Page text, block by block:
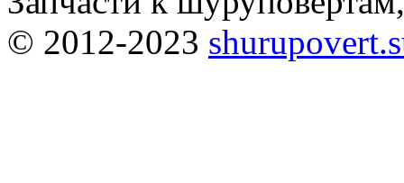
© 2012-2023